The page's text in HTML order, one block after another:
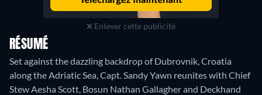
Enlever cette publicité
RÉSUMÉ
Set against the dazzling backdrop of Dubrovnik, Croatia
along the Adriatic Sea, Capt. Sandy Yawn reunites with Chief
Stew Aesha Scott, Bosun Nathan Gallagher and Deckhand